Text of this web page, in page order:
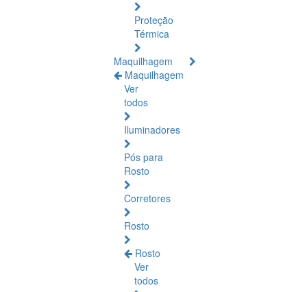
Proteção
Térmica
Maquilhagem
Maquilhagem
Ver
todos
Iluminadores
Pós para
Rosto
Corretores
Rosto
Rosto
Ver
todos